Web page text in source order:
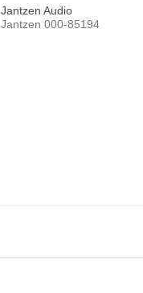
Jantzen Audio
Jantzen 000-85194